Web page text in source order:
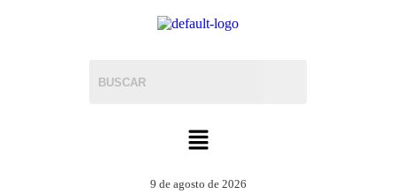
9 de agosto de 2026